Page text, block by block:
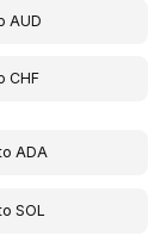
AUD
CHF
ADA
SOL